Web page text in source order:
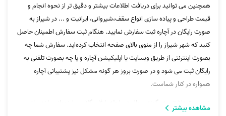
همچنین می توانید برای دریافت اطلاعات بیشتر و دقیق تر از نحوه انجام و
قیمت طراحی و پیاده سازی انواع سقف،شیروانی، ایرانیت و ... در شیراز به
صورت رایگان در آچاره ثبت سفارش نمایید. هنگام ثبت سفارش اطمینان حاصل
کنید که شهر شیراز را از منوی بالای صفحه انتخاب کرده‌اید. سفارش شما چه
بصورت اینترنتی از طریق وبسایت یا اپلیکیشن آچاره و یا چه بصورت تلفنی به
رایگان ثبت می شود و در صورت بروز هر گونه مشکل نیز پشتیبانی آچاره
همواره در کنار شماست.
در صورت داشتن هر گونه سوال در رابطه با فایبرگلاس، اردوواز، پیاده سازی
مشاهده بیشتر